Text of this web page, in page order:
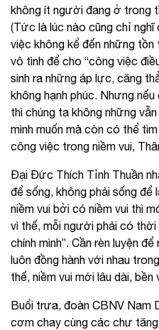
không ít người đang ở trong
(Tức là lúc nào cũng chỉ
việc không kể đến những tồn
vô tình để cho “công việc
sinh ra những áp lực, căng
không hạnh phúc. Nhưng
thì chúng ta không những
mình muốn mà còn có thể
công việc trong niềm vui,
Đại Đức Thích Tỉnh Thuần
để sống, không phải sống để
niềm vui bởi có niềm vui thì
vì thế, mỗi người phải có
chính mình”. Cần rèn luyện
luôn đồng hành với nhau
thế, niềm vui mới lâu dài, bền
Buổi trưa, đoàn CBNV
cơm chay cùng các chư